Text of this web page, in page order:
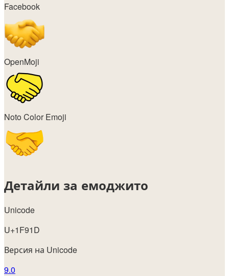
Facebook
OpenMoji
Noto Color Emoji
Детайли за емоджито
Unicode
U+1F91D
Версия на Unicode
9.0